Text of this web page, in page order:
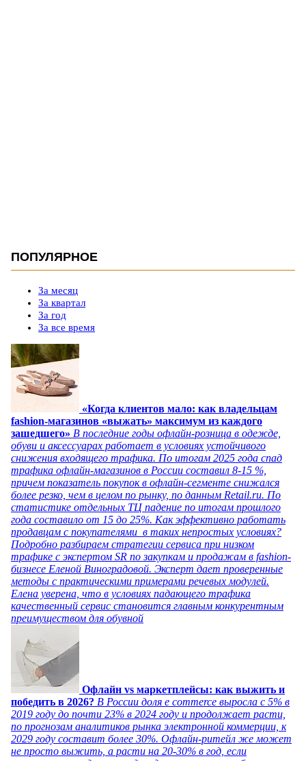
ПОПУЛЯРНОЕ
За месяц
За квартал
За год
За все время
«Когда клиентов мало: как владельцам
fashion-магазинов «выжать» максимум из каждого
зашедшего» В последние годы офлайн-розница в одежде,
обуви и аксессуарах работает в условиях устойчивого
снижения входящего трафика. По итогам 2025 года спад
трафика офлайн-магазинов в России составил 8-15 %,
причем показатель покупок в офлайн-сегменте снижался
более резко, чем в целом по рынку, по данным Retail.ru. По
статистике отдельных ТЦ падение по итогам прошлого
года составило от 15 до 25%. Как эффективно работать
продавцам с покупателями в таких непростых условиях?
Подробно разбираем стратегии сервиса при низком
трафике с экспертом SR по закупкам и продажам в fashion-
бизнесе Еленой Виноградовой. Эксперт дает проверенные
методы с практическими примерами речевых модулей.
Елена уверена, что в условиях падающего трафика
качественный сервис становится главным конкурентным
преимуществом для обувной
Офлайн vs маркетплейсы: как выжить и
победить в 2026? В России доля e commerce выросла с 5% в
2019 году до почти 23% в 2024 году и продолжает расти,
по прогнозам аналитиков рынка электронной коммерции, к
2029 году составит более 30%. Офлайн-ритейл же может
не просто выжить, а расти на 20-30% в год, если